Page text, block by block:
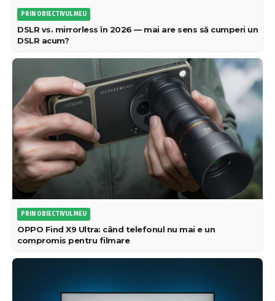
PRIN OBIECTIVUL MEU
DSLR vs. mirrorless în 2026 — mai are sens să cumperi un
DSLR acum?
PRIN OBIECTIVUL MEU
OPPO Find X9 Ultra: când telefonul nu mai e un
compromis pentru filmare